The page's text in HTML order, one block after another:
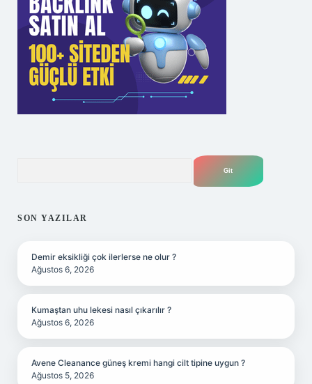
SON YAZILAR
Demir eksikliği çok ilerlerse ne olur ?
Ağustos 6, 2026
Kumaştan uhu lekesi nasıl çıkarılır ?
Ağustos 6, 2026
Avene Cleanance güneş kremi hangi cilt tipine uygun ?
Ağustos 5, 2026